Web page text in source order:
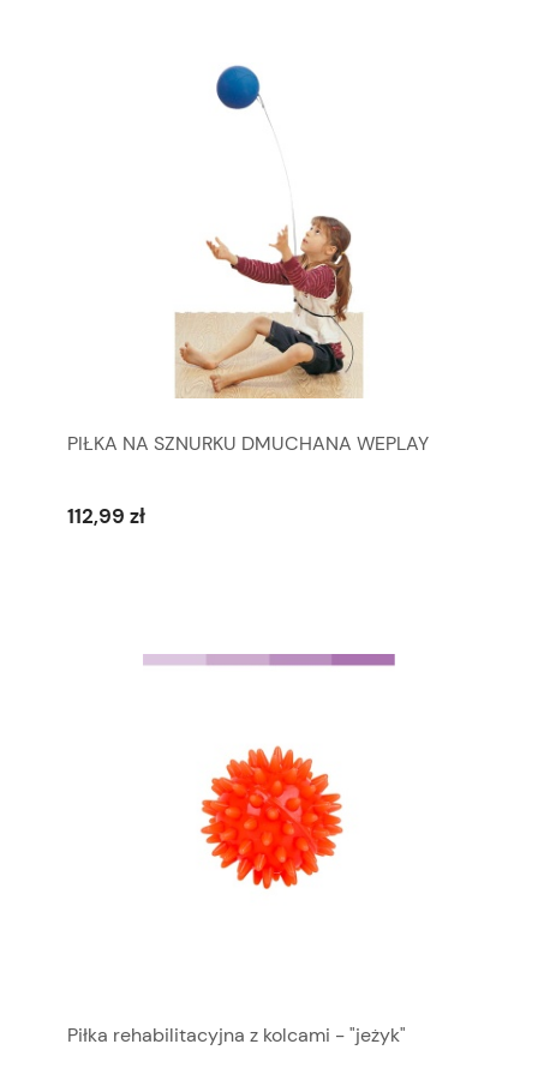
PIŁKA NA SZNURKU DMUCHANA WEPLAY
112,99 zł
Piłka rehabilitacyjna z kolcami - "jeżyk"